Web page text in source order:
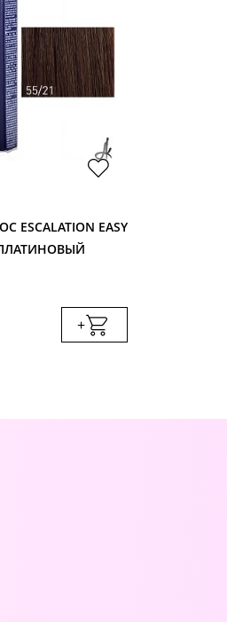
ESCALATION EASY
ПЛАТИНОВЫЙ
+